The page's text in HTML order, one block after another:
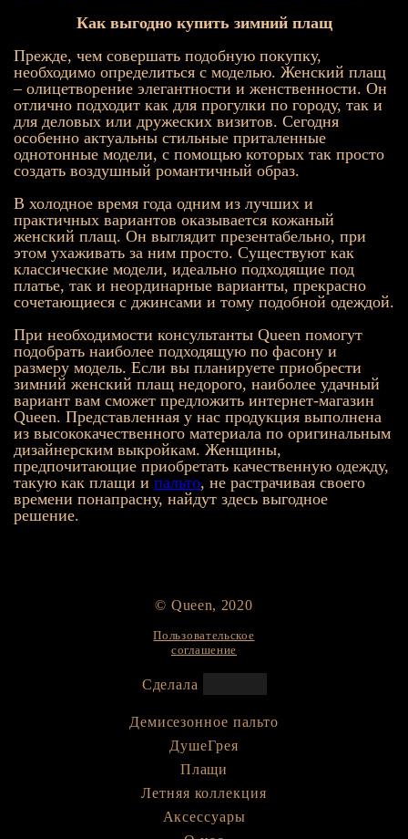
Как выгодно купить зимний плащ
Прежде, чем совершать подобную покупку,
необходимо определиться с моделью. Женский плащ
– олицетворение элегантности и женственности. Он
отлично подходит как для прогулки по городу, так и
для деловых или дружеских визитов. Сегодня
особенно актуальны стильные приталенные
однотонные модели, с помощью которых так просто
создать воздушный романтичный образ.
В холодное время года одним из лучших и
практичных вариантов оказывается кожаный
женский плащ. Он выглядит презентабельно, при
этом ухаживать за ним просто. Существуют как
классические модели, идеально подходящие под
платье, так и неординарные варианты, прекрасно
сочетающиеся с джинсами и тому подобной одеждой.
При необходимости консультанты Queen помогут
подобрать наиболее подходящую по фасону и
размеру модель. Если вы планируете приобрести
зимний женский плащ недорого, наиболее удачный
вариант вам сможет предложить интернет-магазин
Queen. Представленная у нас продукция выполнена
из высококачественного материала по оригинальным
дизайнерским выкройкам. Женщины,
предпочитающие приобретать качественную одежду,
такую как плащи и пальто, не растрачивая своего
времени понапрасну, найдут здесь выгодное
решение.
© Queen, 2020
Пользовательское
соглашение
Cделала
Демисезонное пальто
ДушеГрея
Плащи
Летняя коллекция
Аксессуары